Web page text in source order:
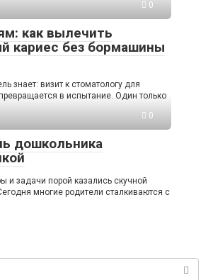
0
как вылечить
кариес без бормашины
знает: визит к стоматологу для
в испытание. Один только
0
дошкольника
и задачи порой казались скучной
многие родители сталкиваются с